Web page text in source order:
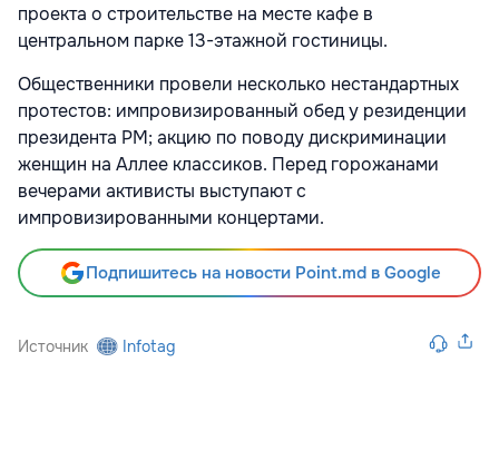
проекта о строительстве на месте кафе в
центральном парке 13-этажной гостиницы.
Общественники провели несколько нестандартных
протестов: импровизированный обед у резиденции
президента РМ; акцию по поводу дискриминации
женщин на Аллее классиков. Перед горожанами
вечерами активисты выступают с
импровизированными концертами.
Подпишитесь на новости Point.md в Google
Источник Infotag